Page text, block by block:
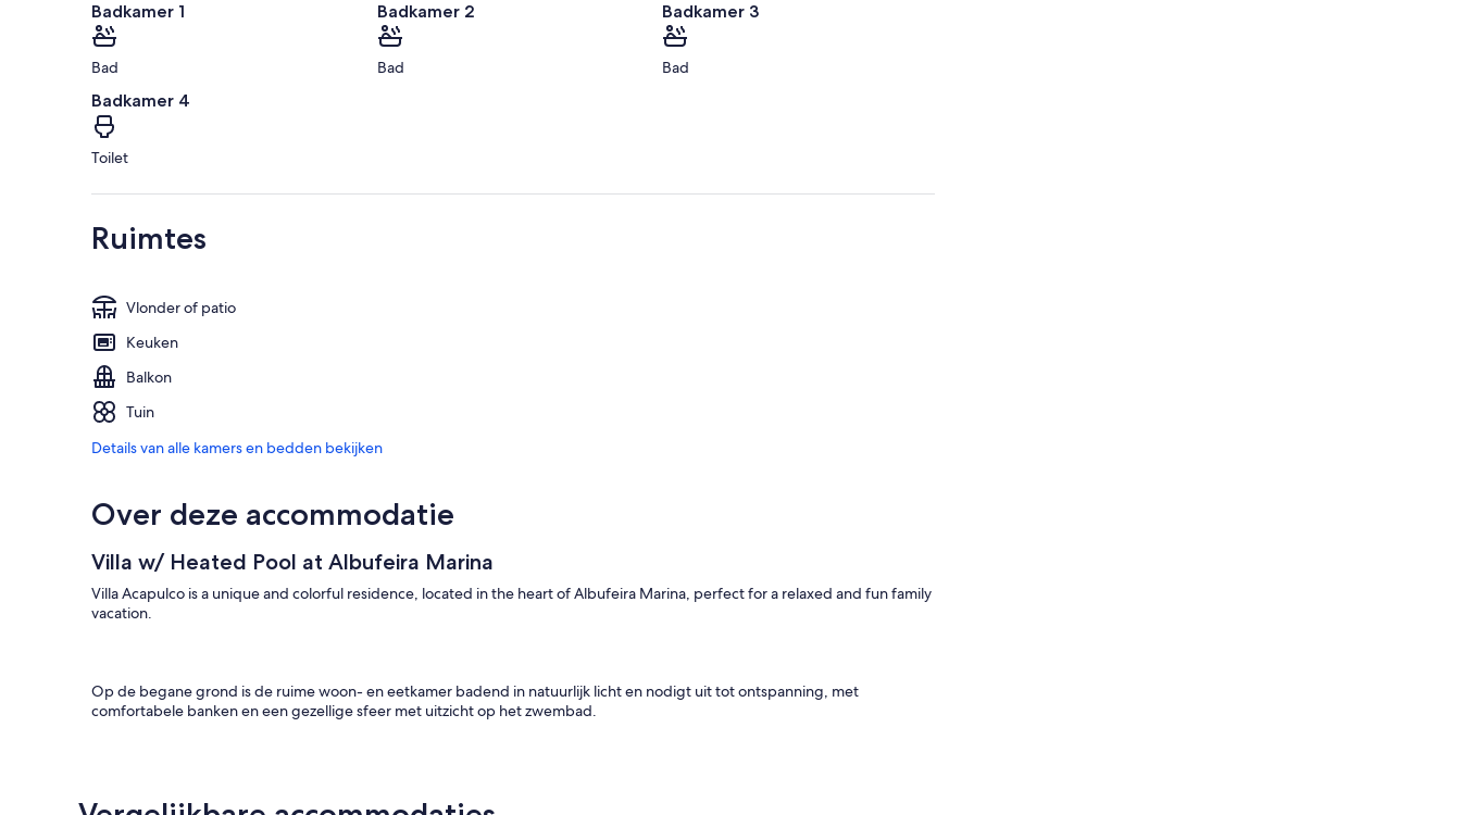
Badkamer 1
Bad
Badkamer 2
Bad
Badkamer 3
Bad
Badkamer 4
Toilet
Ruimtes
Vlonder of patio
Keuken
Balkon
Tuin
Details van alle kamers en bedden bekijken
Over deze accommodatie
Villa w/ Heated Pool at Albufeira Marina
Villa Acapulco is a unique and colorful residence, located in the heart of Albufeira Marina, perfect for a relaxed and fun family
vacation.
Op de begane grond is de ruime woon- en eetkamer badend in natuurlijk licht en nodigt uit tot ontspanning, met
comfortabele banken en een gezellige sfeer met uitzicht op het zwembad.
eenpersoonsbedden, allemaal met een eigen badkamer uitgerust met een bad.